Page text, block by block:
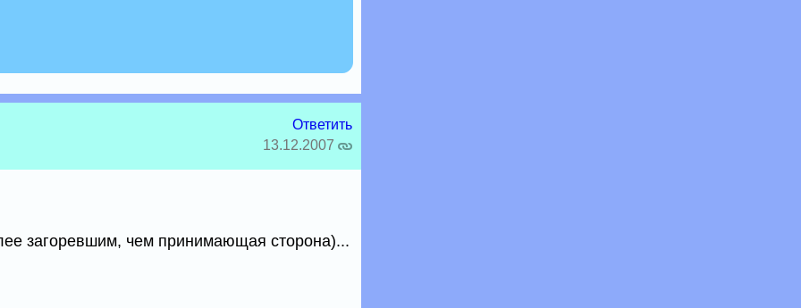
Ответить
13.12.2007
загоревшим, чем принимающая сторона)...